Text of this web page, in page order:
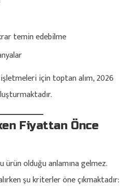
temin edebilme
için toptan alım, 2026
Fiyattan Önce
ürün olduğu anlamına gelmez.
şu kriterler öne çıkmaktadır: